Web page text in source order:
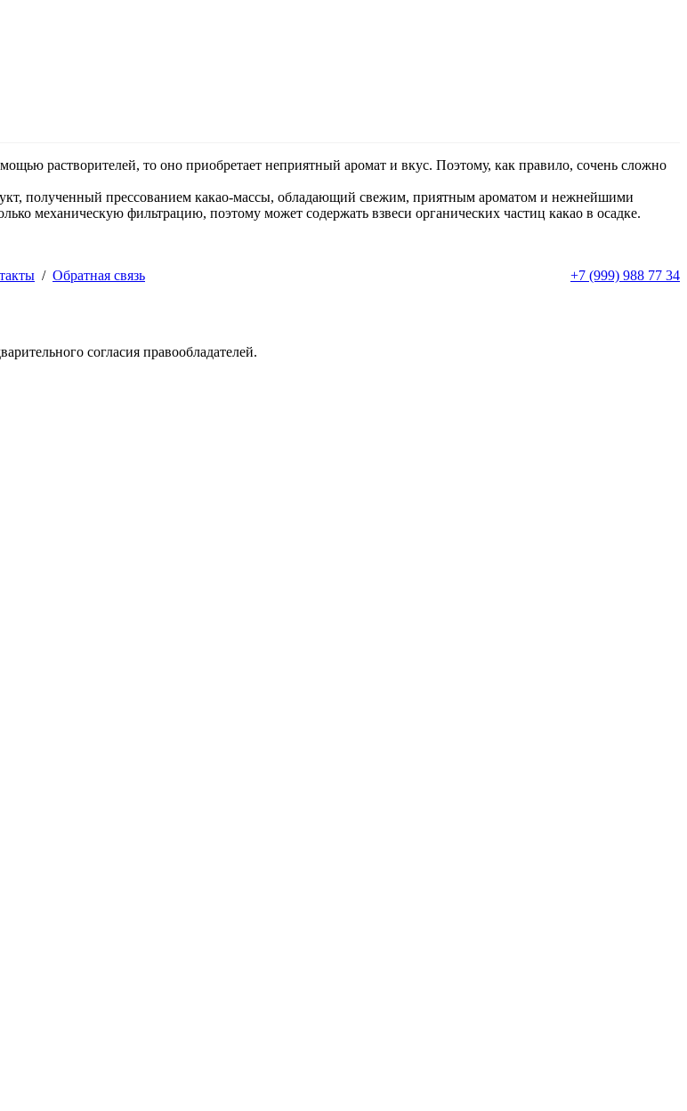
растворителей, то оно приобретает неприятный аромат и вкус. Поэтому, как правило, сочень сложно
полученный прессованием какао-массы, обладающий свежим, приятным ароматом и нежнейшими
механическую фильтрацию, поэтому может содержать взвеси органических частиц какао в осадке.
+7 (999) 988 77 34
/ Обратная связь
согласия правообладателей.